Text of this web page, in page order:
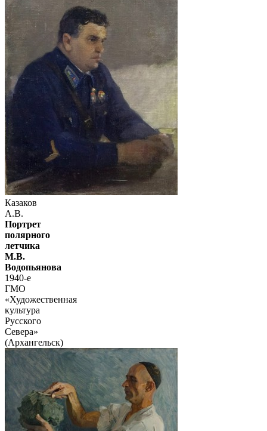
Казаков
А.В.
Портрет
полярного
летчика
М.В.
Водопьянова
1940-е
ГМО
«Художественная
культура
Русского
Севера»
(Архангельск)